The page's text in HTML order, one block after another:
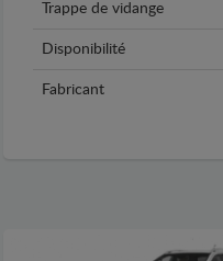
Trappe de vidange
Disponibilité
Fabricant